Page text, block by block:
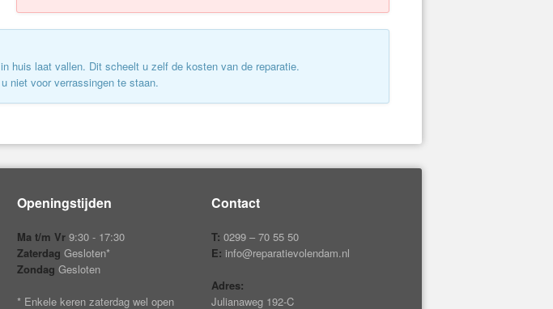
huis laat vallen. Dit scheelt u zelf de kosten van de reparatie.
niet voor verrassingen te staan.
Openingstijden
Ma t/m Vr 9:30 - 17:30
Zaterdag Gesloten*
Zondag Gesloten
* Enkele keren zaterdag wel open
Contact
T: 0299 – 70 55 50
E: info@reparatievolendam.nl
Adres:
Julianaweg 192-C